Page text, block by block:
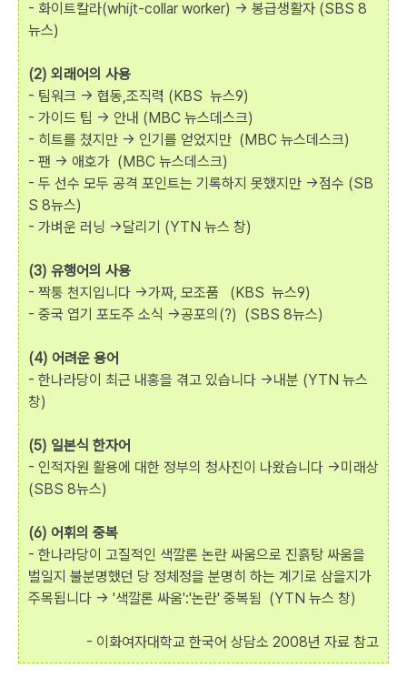
- 화이트칼라(whijt-collar worker) -> 봉급생활자 (SBS 8
뉴스)
(2) 외래어의 사용
- 팀워크 -> 협동,조직력 (KBS 뉴스9)
- 가이드 팁 -> 안내 (MBC 뉴스데스크)
- 히트를 쳤지만 -> 인기를 얻었지만 (MBC 뉴스데스크)
- 팬 -> 애호가 (MBC 뉴스데스크)
- 두 선수 모두 공격 포인트는 기록하지 못했지만 →점수 (SB
S 8뉴스)
- 가벼운 러닝 →달리기 (YTN 뉴스 창)
(3) 유행어의 사용
- 짝퉁 천지입니다 →가짜, 모조품 (KBS 뉴스9)
- 중국 엽기 포도주 소식 →공포의(?) (SBS 8뉴스)
(4) 어려운 용어
- 한나라당이 최근 내홍을 겪고 있습니다 →내분 (YTN 뉴스
창)
(5) 일본식 한자어
- 인적자원 활용에 대한 정부의 청사진이 나왔습니다 →미래상
(SBS 8뉴스)
(6) 어휘의 중복
- 한나라당이 고질적인 색깔론 논란 싸움으로 진흙탕 싸움을
벌일지 불분명했던 당 정체정을 분명히 하는 계기로 삼을지가
주목됩니다 -> '색깔론 싸움':'논란' 중복됨 (YTN 뉴스 창)
- 이화여자대학교 한국어 상담소 2008년 자료 참고